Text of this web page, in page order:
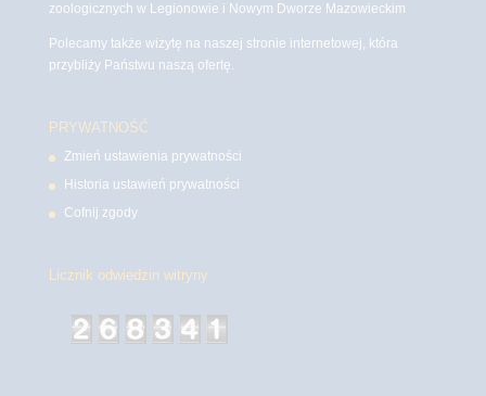
zoologicznych w Legionowie i Nowym Dworze Mazowieckim
Polecamy także wizytę na naszej stronie internetowej, która
przybliży Państwu naszą ofertę.
PRYWATNOŚĆ
Zmień ustawienia prywatności
Historia ustawień prywatności
Cofnij zgody
Licznik odwiedzin witryny